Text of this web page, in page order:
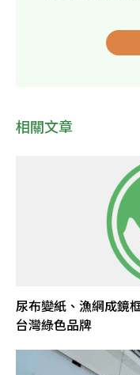
相關文章
尿布變紙、漁網成鏡
台灣綠色品牌